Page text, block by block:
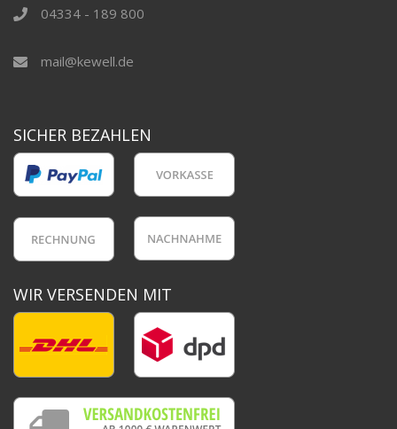
04334 - 189 800
mail@kewell.de
SICHER BEZAHLEN
WIR VERSENDEN MIT